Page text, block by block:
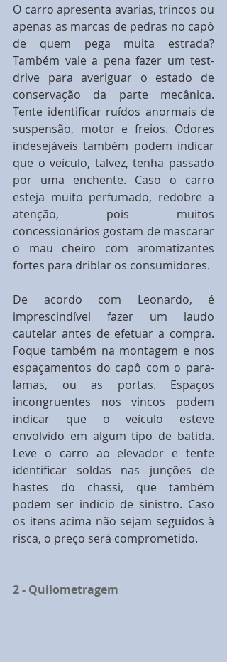
O carro apresenta avarias, trincos ou
apenas as marcas de pedras no capô
de quem pega muita estrada?
Também vale a pena fazer um test-
drive para averiguar o estado de
conservação da parte mecânica.
Tente identificar ruídos anormais de
suspensão, motor e freios. Odores
indesejáveis também podem indicar
que o veículo, talvez, tenha passado
por uma enchente. Caso o carro
esteja muito perfumado, redobre a
atenção, pois muitos
concessionários gostam de mascarar
o mau cheiro com aromatizantes
fortes para driblar os consumidores.
De acordo com Leonardo, é
imprescindível fazer um laudo
cautelar antes de efetuar a compra.
Foque também na montagem e nos
espaçamentos do capô com o para-
lamas, ou as portas. Espaços
incongruentes nos vincos podem
indicar que o veículo esteve
envolvido em algum tipo de batida.
Leve o carro ao elevador e tente
identificar soldas nas junções de
hastes do chassi, que também
podem ser indício de sinistro. Caso
os itens acima não sejam seguidos à
risca, o preço será comprometido.
2 - Quilometragem